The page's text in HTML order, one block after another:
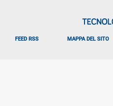
FEED RSS MAPPA DEL SITO